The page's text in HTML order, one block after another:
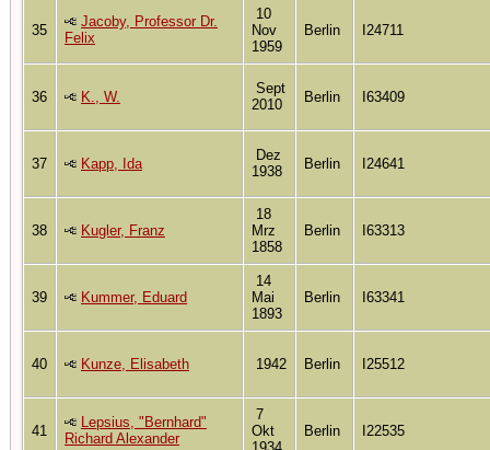
35
Jacoby, Professor Dr.
Felix
10
Nov
1959
Berlin I24711
36 K., W.
Sept
2010
Berlin I63409
37 Kapp, Ida
Dez
1938
Berlin I24641
38 Kugler, Franz
18
Mrz
1858
Berlin I63313
39 Kummer, Eduard
14
Mai
1893
Berlin I63341
40 Kunze, Elisabeth 1942 Berlin I25512
41
Lepsius, "Bernhard"
Richard Alexander
7
Okt
Berlin I22535